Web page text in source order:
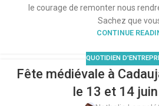
le courage de remonter nous
Sachez que
CONTINUE
QUOTIDIEN
Fête médiévale à
le 13 et 14